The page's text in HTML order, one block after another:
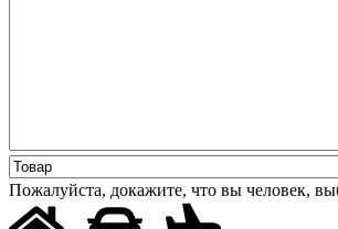
Пожалуйста, докажите, что вы человек,